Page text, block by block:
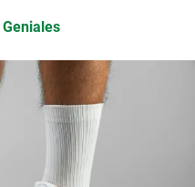
Geniales